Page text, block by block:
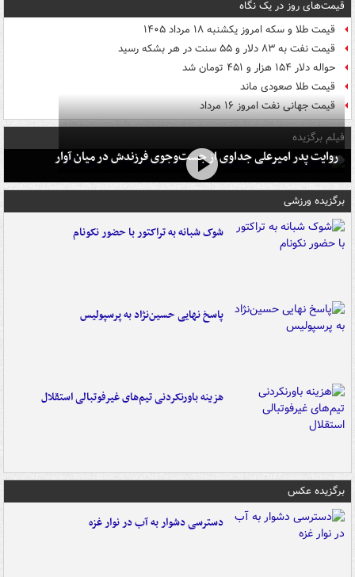
قیمت‌های روز در یک نگاه
قیمت طلا و سکه امروز یکشنبه ۱۸ مرداد ۱۴۰۵
قیمت نفت به ۸۳ دلار و ۵۵ سنت در هر بشکه رسید
حواله دلار ۱۵۴ هزار و ۴۵۱ تومان شد
قیمت طلا صعودی ماند
قیمت جهانی نفت امروز ۱۶ مرداد
فیلم برگزیده
روایت پدر امیرعلی جداوی از جست‌وجوی فرزندش در میان آوار
برگزیده ورزشی
شوک شبانه به تراکتور با حضور نکونام
پاسخ نهایی حسین‌نژاد به پرسپولیس
هزینه باورنکردنی تیم‌های غیرفوتبالی استقلال
برگزیده عکس
دسترسی دشوار به آب در نوار غزه